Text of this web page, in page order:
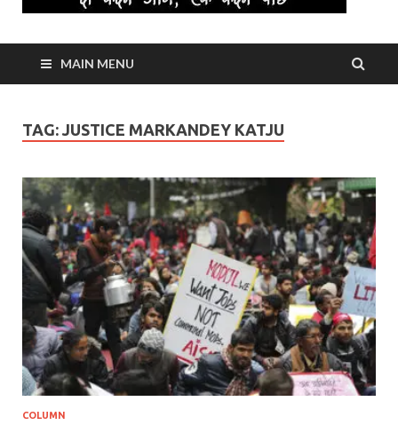
MAIN MENU
TAG: JUSTICE MARKANDEY KATJU
COLUMN